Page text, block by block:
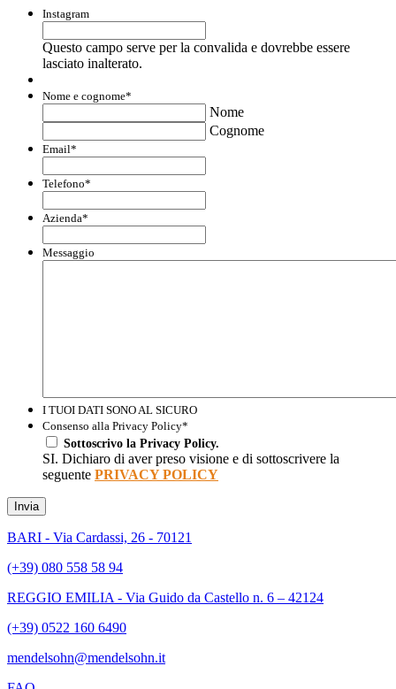
Instagram
Questo campo serve per la convalida e dovrebbe essere
lasciato inalterato.
Nome e cognome*
Nome
Cognome
Email*
Telefono*
Azienda*
Messaggio
I TUOI DATI SONO AL SICURO
Consenso alla Privacy Policy*
Sottoscrivo la Privacy Policy.
SI. Dichiaro di aver preso visione e di sottoscrivere la
seguente PRIVACY POLICY
Invia
BARI - Via Cardassi, 26 - 70121
(+39) 080 558 58 94
REGGIO EMILIA - Via Guido da Castello n. 6 – 42124
(+39) 0522 160 6490
mendelsohn@mendelsohn.it